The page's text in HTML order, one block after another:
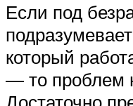
Если под
который
— то проблем